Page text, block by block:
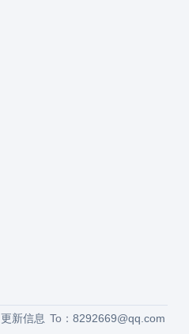
To：8292669@qq.com
更新信息